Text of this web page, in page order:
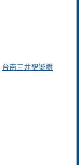
台南三井聖誕樹